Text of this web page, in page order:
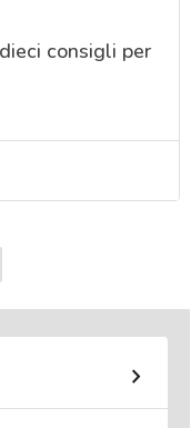
consigli per